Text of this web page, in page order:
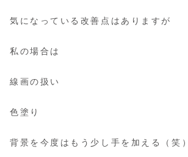
気になっている改善点はありますが
私の場合は
線画の扱い
色塗り
背景を今度はもう少し手を加える（笑）